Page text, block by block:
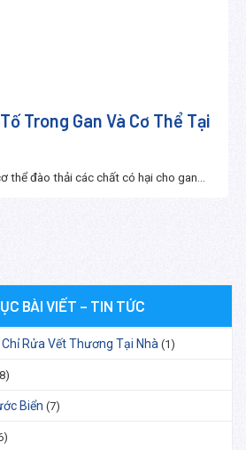
Trong Gan Và Cơ Thể Tại
thể đào thải các chất có hại cho gan...
BÀI VIẾT – TIN TỨC
Rửa Vết Thương Tại Nhà (1)
Biển (7)